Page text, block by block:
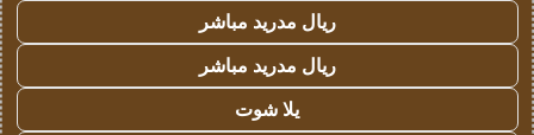
ريال مدريد مباشر
ريال مدريد مباشر
يلا شوت